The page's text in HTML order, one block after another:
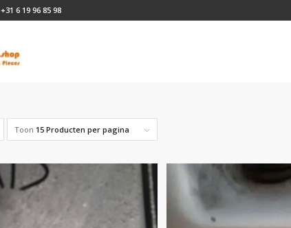
+31 6 19 96 85 98
Toon 15 Producten per pagina